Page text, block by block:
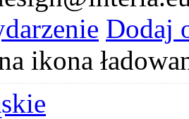
Dodaj
ikona